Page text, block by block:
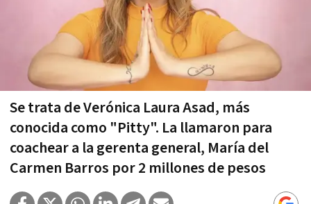
Se trata de Verónica Laura Asad, más
conocida como "Pitty". La llamaron para
coachear a la gerenta general, María del
Carmen Barros por 2 millones de pesos